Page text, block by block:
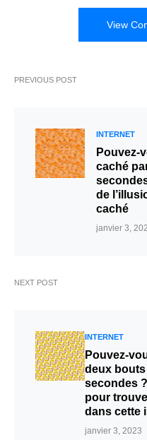
View
PREVIOUS POST
INTERNET
Pouvez-
caché
de
caché
janvier 3,
NEXT POST
INTERNET
Pouvez-
deux bouts
secondes
pour
dans cette
janvier 3, 2023